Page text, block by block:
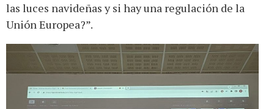
las luces navideñas y si hay una regulación de la
Unión Europea?”.